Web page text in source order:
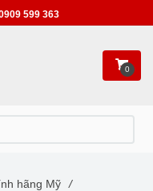
hãng Mỹ
/
599 363
0